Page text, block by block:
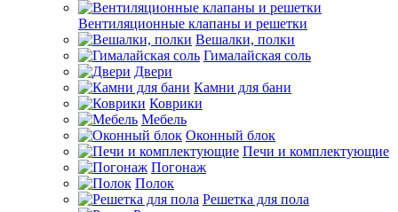
Вентиляционные клапаны и решетки
Вешалки, полки
Гималайская соль
Двери
Камни для бани
Коврики
Мебель
Оконный блок
Печи и комплектующие
Погонаж
Полок
Решетка для пола